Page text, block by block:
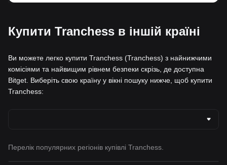
Купити Tranchess в іншій країні
Ви можете легко купити Tranchess (Tranchess) з найнижчими
комісіями та найвищим рівнем безпеки скрізь, де доступна
Bitget. Виберіть свою країну у вікні пошуку нижче, щоб купити
Tranchess:
Перелік популярних регіонів купівлі Tranchess.